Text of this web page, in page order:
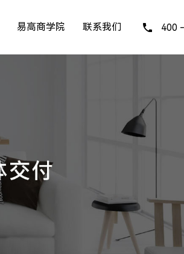
易高商学院 联系我们 400